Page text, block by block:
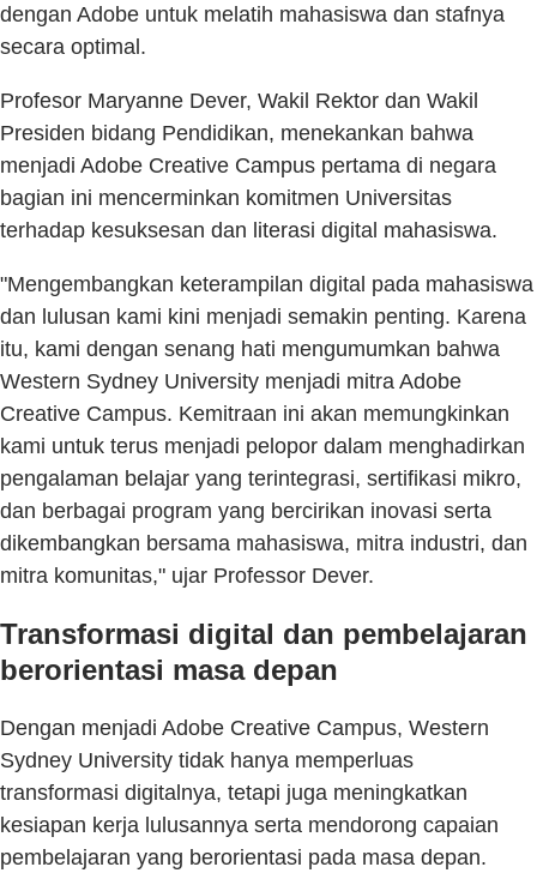
dengan Adobe untuk melatih mahasiswa dan stafnya
secara optimal.
Profesor Maryanne Dever, Wakil Rektor dan Wakil
Presiden bidang Pendidikan, menekankan bahwa
menjadi Adobe Creative Campus pertama di negara
bagian ini mencerminkan komitmen Universitas
terhadap kesuksesan dan literasi digital mahasiswa.
"Mengembangkan keterampilan digital pada mahasiswa
dan lulusan kami kini menjadi semakin penting. Karena
itu, kami dengan senang hati mengumumkan bahwa
Western Sydney University menjadi mitra Adobe
Creative Campus. Kemitraan ini akan memungkinkan
kami untuk terus menjadi pelopor dalam menghadirkan
pengalaman belajar yang terintegrasi, sertifikasi mikro,
dan berbagai program yang bercirikan inovasi serta
dikembangkan bersama mahasiswa, mitra industri, dan
mitra komunitas," ujar Professor Dever.
Transformasi digital dan pembelajaran
berorientasi masa depan
Dengan menjadi Adobe Creative Campus, Western
Sydney University tidak hanya memperluas
transformasi digitalnya, tetapi juga meningkatkan
kesiapan kerja lulusannya serta mendorong capaian
pembelajaran yang berorientasi pada masa depan.